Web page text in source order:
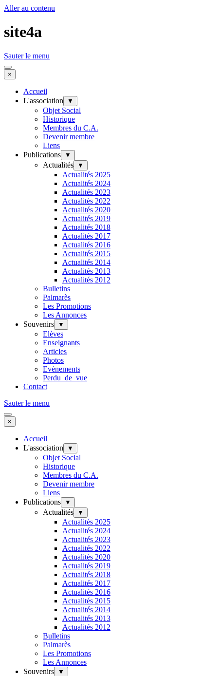
Aller au contenu
site4a
Sauter le menu
×
Accueil
L'association
▼
Objet Social
Historique
Membres du C.A.
Devenir membre
Liens
Publications
▼
Actualités ▼
Actualités 2025
Actualités 2024
Actualités 2023
Actualités 2022
Actualités 2020
Actualités 2019
Actualités 2018
Actualités 2017
Actualités 2016
Actualités 2015
Actualités 2014
Actualités 2013
Actualités 2012
Bulletins
Palmarès
Les Promotions
Les Annonces
Souvenirs
▼
Elèves
Enseignants
Articles
Photos
Evénements
Perdu_de_vue
Contact
Sauter le menu
×
Accueil
L'association
▼
Objet Social
Historique
Membres du C.A.
Devenir membre
Liens
Publications
▼
Actualités ▼
Actualités 2025
Actualités 2024
Actualités 2023
Actualités 2022
Actualités 2020
Actualités 2019
Actualités 2018
Actualités 2017
Actualités 2016
Actualités 2015
Actualités 2014
Actualités 2013
Actualités 2012
Bulletins
Palmarès
Les Promotions
Les Annonces
Souvenirs
▼